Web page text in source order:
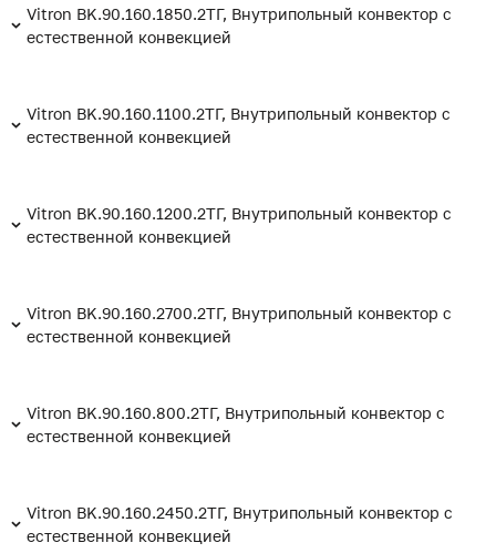
Vitron BK.90.160.1850.2ТГ, Внутрипольный конвектор с
естественной конвекцией
Vitron BK.90.160.1100.2ТГ, Внутрипольный конвектор с
естественной конвекцией
Vitron BK.90.160.1200.2ТГ, Внутрипольный конвектор с
естественной конвекцией
Vitron BK.90.160.2700.2ТГ, Внутрипольный конвектор с
естественной конвекцией
Vitron BK.90.160.800.2ТГ, Внутрипольный конвектор с
естественной конвекцией
Vitron BK.90.160.2450.2ТГ, Внутрипольный конвектор с
естественной конвекцией